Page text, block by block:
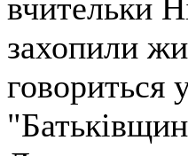
вчительки
захопили
говориться